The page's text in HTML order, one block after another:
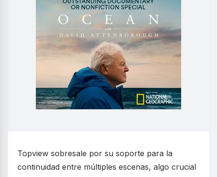
Topview sobresale por su soporte para la
continuidad entre múltiples escenas, algo crucial